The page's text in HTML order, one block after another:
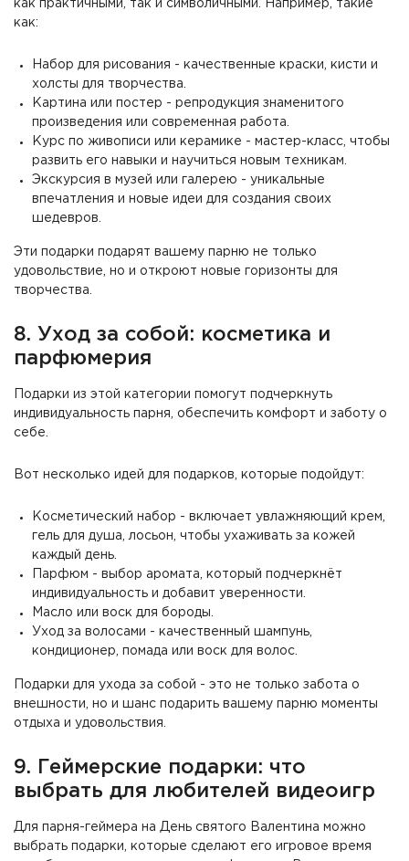
как практичными, так и символичными. Например, такие
как:
Набор для рисования - качественные краски, кисти и
холсты для творчества.
Картина или постер - репродукция знаменитого
произведения или современная работа.
Курс по живописи или керамике - мастер-класс, чтобы
развить его навыки и научиться новым техникам.
Экскурсия в музей или галерею - уникальные
впечатления и новые идеи для создания своих
шедевров.
Эти подарки подарят вашему парню не только
удовольствие, но и откроют новые горизонты для
творчества.
8. Уход за собой: косметика и
парфюмерия
Подарки из этой категории помогут подчеркнуть
индивидуальность парня, обеспечить комфорт и заботу о
себе.
Вот несколько идей для подарков, которые подойдут:
Косметический набор - включает увлажняющий крем,
гель для душа, лосьон, чтобы ухаживать за кожей
каждый день.
Парфюм - выбор аромата, который подчеркнёт
индивидуальность и добавит уверенности.
Масло или воск для бороды.
Уход за волосами - качественный шампунь,
кондиционер, помада или воск для волос.
Подарки для ухода за собой - это не только забота о
внешности, но и шанс подарить вашему парню моменты
отдыха и удовольствия.
9. Геймерские подарки: что
выбрать для любителей видеоигр
Для парня-геймера на День святого Валентина можно
выбрать подарки, которые сделают его игровое время